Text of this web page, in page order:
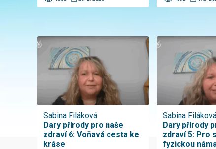
Sabina Filáková
Dary přírody pro naše
zdraví 6: Voňavá cesta ke
kráse
Sabina Filáková
Dary přírody
zdraví 5: Pro
fyzickou